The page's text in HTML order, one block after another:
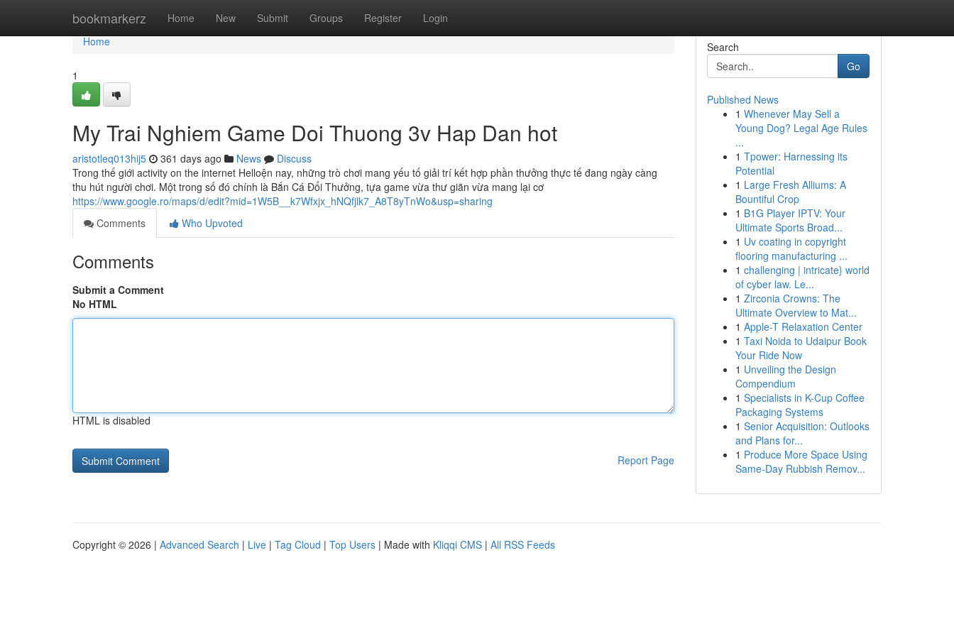
bookmarkerz Home New Submit Groups Register Login
Home
Home
1
My Trai Nghiem Game Doi Thuong 3v Hap Dan hot
aristotleq013hij5 361 days ago News
Discuss
Trong thế giới activity on the internet Helloện nay, những trò chơi mang yếu tố giải trí kết hợp phần thưởng thực tế đang ngày càng
thu hút người chơi. Một trong số đó chính là Bắn Cá Đổi Thưởng, tựa game vừa thư giãn vừa mang lại cơ
https://www.google.ro/maps/d/edit?mid=1W5B__k7Wfxjx_hNQfjlk7_A8T8yTnWo&usp=sharing
Comments
Who Upvoted
Comments
Submit a Comment
No HTML
HTML is disabled
Report Page
Search
Go
Published News
1 Whenever May Sell a
Young Dog? Legal Age Rules
...
1 Tpower: Harnessing its
Potential
1 Large Fresh Alliums: A
Bountiful Crop
1 B1G Player IPTV: Your
Ultimate Sports Broad...
1 Uv coating in copyright
flooring manufacturing ...
1 challenging | intricate} world
of cyber law. Le...
1 Zirconia Crowns: The
Ultimate Overview to Mat...
1 Apple-T Relaxation Center
1 Taxi Noida to Udaipur Book
Your Ride Now
1 Unveiling the Design
Compendium
1 Specialists in K-Cup Coffee
Packaging Systems
1 Senior Acquisition: Outlooks
and Plans for...
1 Produce More Space Using
Same-Day Rubbish Remov...
Copyright © 2026 | Advanced Search | Live | Tag Cloud | Top Users | Made with Kliqqi CMS | All RSS Feeds